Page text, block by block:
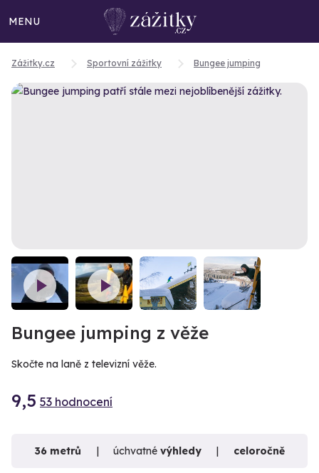
MENU
Zážitky.cz Sportovní zážitky Bungee jumping
Bungee jumping z věže
Skočte na laně z televizní věže.
9,5 53 hodnocení
36 metrů úchvatné výhledy celoročně